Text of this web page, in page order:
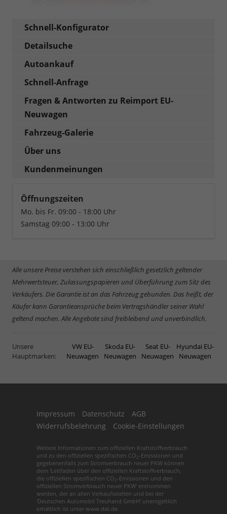
Schnell-Konfigurator
Detailsuche
Autoankauf
Schnell-Anfrage
Fragen & Antworten zu Reimport EU-
Neuwagen
Fahrzeug-Galerie
Über uns
Kundenmeinungen
Öffnungszeiten
Mo. bis Fr. 09:00 - 18:00 Uhr
Samstag 09:00 - 13:00 Uhr
Alle unsere Preise verstehen sich einschließlich gesetzlich geltender
Mehrwertsteuer, Zulassungspapieren und Überführung zum Sitz des
Verkäufers. Die Garantie ist an das Fahrzeug gebunden. Das heißt, der
Käufer kann Garantieansprüche beim Vertragshändler seiner Wahl
geltend machen. Alle Angebote sind freibleibend und unverbindlich.
Unsere
Hauptmarken:
VW EU-
Neuwagen
Skoda EU-
Neuwagen
Seat EU-
Neuwagen
Hyundai EU-
Neuwagen
Impressum Datenschutz
AGB
Widerrufsbelehrung
Cookie-Einstellungen
Weitere Informationen zum offiziellen Kraftstoffverbrauch
und zu den offiziellen spezifischen CO2 -Emissionen und
gegebenenfalls zum Stromverbrauch neuer PKW können
dem 'Leitfaden über den offiziellen Kraftstoffverbrauch,
die offiziellen spezifischen CO2 -Emissionen und den
offiziellen Stromverbrauch neuer PKW' entnommen
werden, der an allen Verkaufsstellen und bei der
'Deutschen Automobil Treuhand GmbH' unentgeltlich
erhältlich ist unter www.dat.de.